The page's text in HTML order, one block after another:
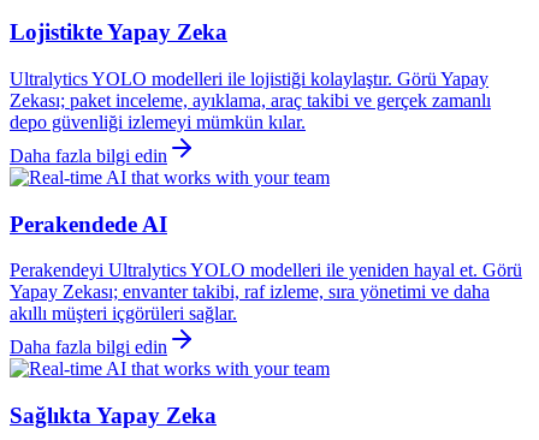
Lojistikte Yapay Zeka
Ultralytics YOLO modelleri ile lojistiği kolaylaştır. Görü Yapay
Zekası; paket inceleme, ayıklama, araç takibi ve gerçek zamanlı
depo güvenliği izlemeyi mümkün kılar.
Daha fazla bilgi edin
Perakendede AI
Perakendeyi Ultralytics YOLO modelleri ile yeniden hayal et. Görü
Yapay Zekası; envanter takibi, raf izleme, sıra yönetimi ve daha
akıllı müşteri içgörüleri sağlar.
Daha fazla bilgi edin
Sağlıkta Yapay Zeka